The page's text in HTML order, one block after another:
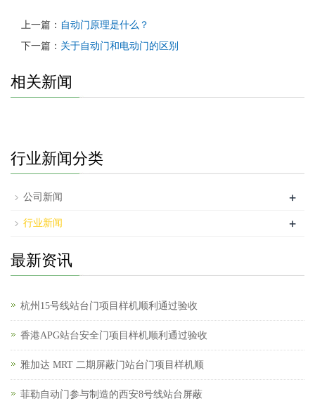
上一篇： 自动门原理是什么？
下一篇： 关于自动门和电动门的区别
相关新闻
行业新闻分类
公司新闻 +
行业新闻 +
最新资讯
杭州15号线站台门项目样机顺利通过验收
香港APG站台安全门项目样机顺利通过验收
雅加达 MRT 二期屏蔽门站台门项目样机顺
菲勒自动门参与制造的西安8号线站台屏蔽